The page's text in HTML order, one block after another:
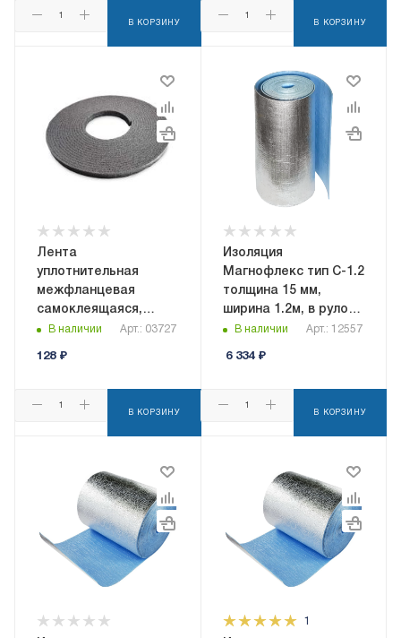
В КОРЗИНУ В КОРЗИНУ
Лента
уплотнительная
межфланцевая
самоклеящаяся,
ширина 20мм,
В наличии Арт.: 03727
128₽
В КОРЗИНУ
Изоляция
Магнофлекс тип C-1.2
толщина 15 мм,
ширина 1.2м, в рулоне
15 кв.м,
В наличии Арт.: 12557
6 334₽
В КОРЗИНУ
1